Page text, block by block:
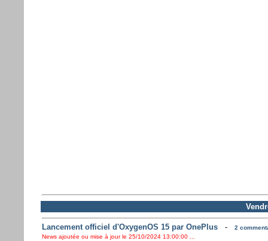
Lancement officiel d'OxygenOS 15 par OnePlus-
2
News ajoutée ou mise à jour le 25/10/2024 13:00:00 ...